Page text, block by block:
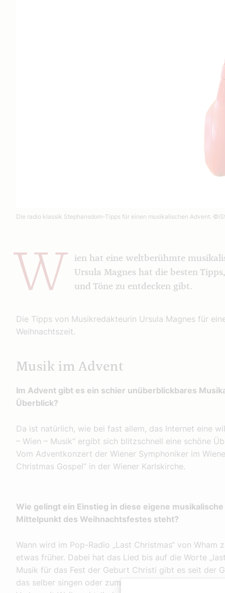
Die radio klassik Stephansdom-Tipps für einen musikalischen Advent.
W
ien hat eine weltberühmte
Ursula Magnes hat die besten
und Töne zu entdecken gibt.
Die Tipps von Musikredakteurin Ursula Magnes für
Weihnachtszeit.
Musik im Advent
Im Advent gibt es ein schier unüberblickbares
Überblick?
Da ist natürlich, wie bei fast allem, das Internet eine
– Wien – Musik“ ergibt sich blitzschnell eine schöne
Vom Adventkonzert der Wiener Symphoniker im
Christmas Gospel“ in der Wiener Karlskirche.
Wie gelingt ein Einstieg in diese eigene
Mittelpunkt des Weihnachtsfestes steht?
Wann wird im Pop-Radio „Last Christmas“ von
etwas früher. Dabei hat das Lied bis auf die Worte
Musik für das Fest der Geburt Christi gibt es seit der
das selber singen oder zumindest selber hören! Hier